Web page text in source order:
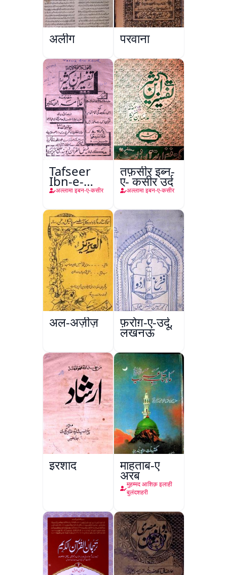
अलीग परवाना
Tafseer
Ibn-e-
Kaseer
अल्लामा इबन-ए-कसीर
तफ़सीर इब्न-
ए- कसीर उर्दू
अल्लामा इबन-ए-कसीर
अल-अज़ीज़ फ़रोग़-ए-उर्दू,
लखनऊ
इरशाद माहताब-ए
अरब
मुहम्मद आशिक़ इलाही
बुलंदशहरी